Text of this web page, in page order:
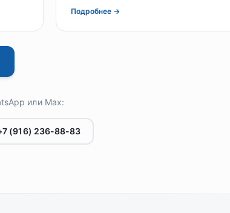
Подробнее →
или Max:
(916) 236-88-83